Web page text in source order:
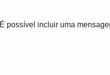
É possível incluir uma